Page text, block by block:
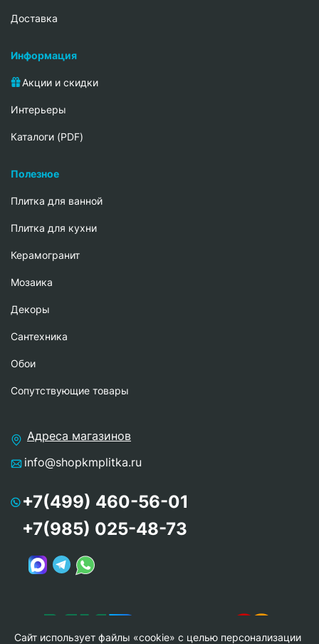
Доставка
Информация
Акции и скидки
Интерьеры
Каталоги (PDF)
Полезное
Плитка для ванной
Плитка для кухни
Керамогранит
Мозаика
Декоры
Сантехника
Обои
Сопутствующие товары
Адреса магазинов
info@shopkmplitka.ru
+7(499) 460-56-01
+7(985) 025-48-73
Сайт использует файлы «cookie» с целью персонализации